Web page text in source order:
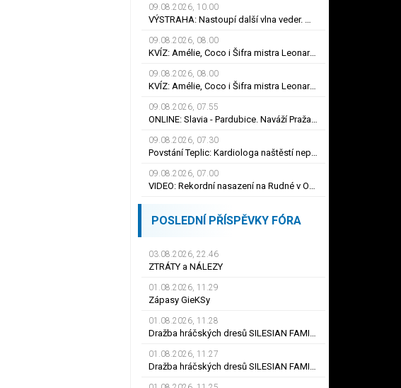
09.08.2026, 10.00
VÝSTRAHA: Nastoupí další vlna veder. Meteorologové mají ale i dobrou zprávu
09.08.2026, 08.00
KVÍZ: Amélie, Coco i Šifra mistra Leonarda. Co víte o Audrey Tautouové?
09.08.2026, 08.00
KVÍZ: Amélie, Coco i Šifra mistra Leonarda. Co víte o Audrey Tautouové?
09.08.2026, 07.55
ONLINE: Slavia - Pardubice. Naváží Pražané na dosavadní jízdu, nebo překvapí Východočeši?
09.08.2026, 07.30
Povstání Teplic: Kardiologa naštěstí nepotřebuji, smál se Frťala. Promluvil o zájmu Plzně
09.08.2026, 07.00
VIDEO: Rekordní nasazení na Rudné v Ostravě. Ve vedrech pracuje až 120 silničářů
POSLEDNÍ PŘÍSPĚVKY FÓRA
03.08.2026, 22.46
ZTRÁTY a NÁLEZY
01.08.2026, 11.29
Zápasy GieKSy
01.08.2026, 11.28
Dražba hráčských dresů SILESIAN FAMILY - #25 Robert SADOWSKI
01.08.2026, 11.27
Dražba hráčských dresů SILESIAN FAMILY - #22